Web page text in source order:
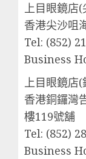
上目眼鏡店(
香港尖沙咀
Tel: (852)
Business
上目眼鏡店(
香港銅鑼灣
樓119號舖
Tel: (852)
Business